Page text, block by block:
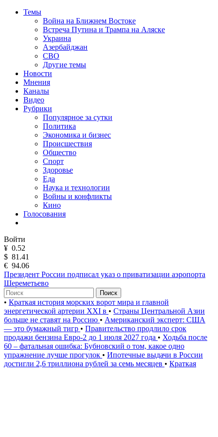
Темы
Война на Ближнем Востоке
Встреча Путина и Трампа на Аляске
Украина
Азербайджан
СВО
Другие темы
Новости
Мнения
Каналы
Видео
Рубрики
Популярное за сутки
Политика
Экономика и бизнес
Происшествия
Общество
Спорт
Здоровье
Еда
Наука и технологии
Войны и конфликты
Кино
Голосования
Войти
¥ 0.52
$ 81.41
€ 94.06
Президент России подписал указ о приватизации аэропорта
Шереметьево
Поиск
• Краткая история морских ворот мира и главной
энергетической артерии XXI в • Страны Центральной Азии
больше не ставят на Россию • Американский эксперт: США
— это бумажный тигр • Правительство продлило срок
продажи бензина Евро-2 до 1 июля 2027 года • Ходьба после
60 – фатальная ошибка: Бубновский о том, какое одно
упражнение лучше прогулок • Ипотечные выдачи в России
достигли 2,6 триллиона рублей за семь месяцев • Краткая